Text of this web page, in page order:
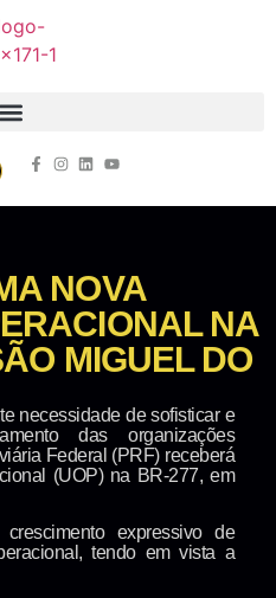
NOVA
NA
MIGUEL DO
necessidade de sofisticar e
das organizações
Federal (PRF) receberá
(UOP) na BR-277, em
expressivo de
tendo em vista a